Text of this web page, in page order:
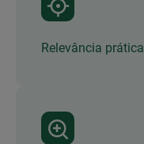
Relevância prática